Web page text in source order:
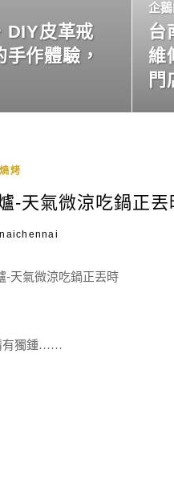
DIY皮革戒
作體驗，
企
台
維
門
烤
-天氣微涼吃鍋正丟
naichennai
有獨鍾……